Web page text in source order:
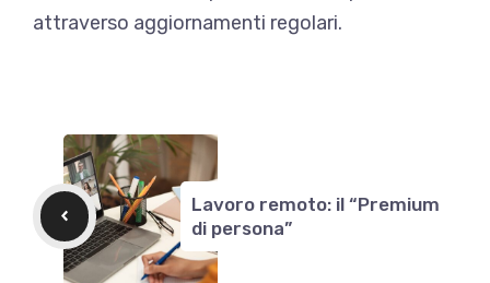
attraverso aggiornamenti regolari.
Lavoro remoto: il “Premium
di persona”